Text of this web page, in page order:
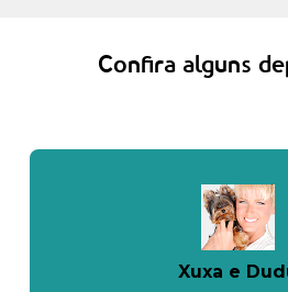
Confira alguns
Xuxa e